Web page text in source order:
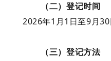
（二）登记时间
2026年1月1日至9月30
（三）登记方法